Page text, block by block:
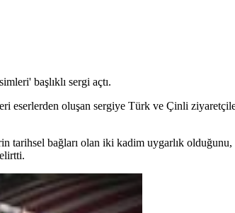
başlıklı sergi açtı.
eserlerden oluşan sergiye Türk ve Çinli
tarihsel bağları olan iki kadim uygarlık